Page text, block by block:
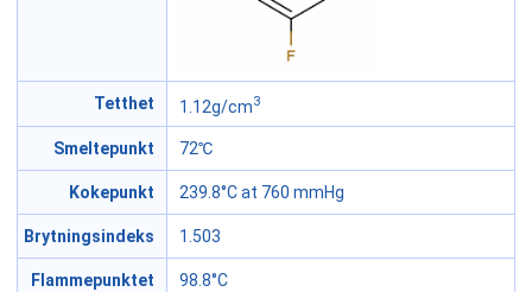
Tetthet 1.12g/cm3
Smeltepunkt 72℃
Kokepunkt 239.8°C at 760 mmHg
Brytningsindeks 1.503
Flammepunktet 98.8°C